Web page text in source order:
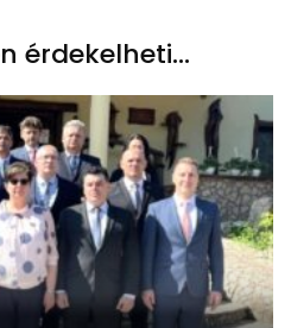
érdekelheti...